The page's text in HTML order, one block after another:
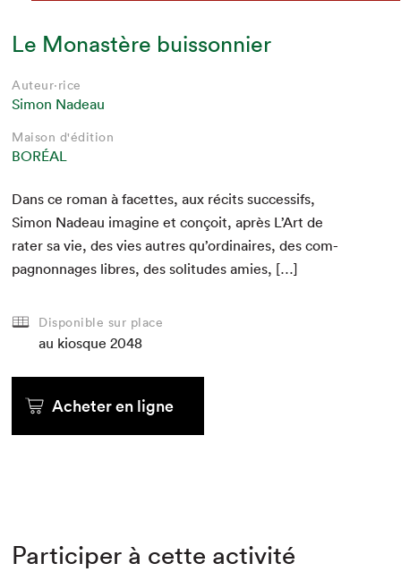
Le Monastère buissonnier
Auteur·rice
Simon Nadeau
Maison d'édition
BORÉAL
Dans ce roman à facettes, aux réc­its suc­ces­sifs,
Simon Nadeau imag­ine et conçoit, après L’Art de
rater sa vie, des vies autres qu’ordinaires, des com­
pagnon­nages libres, des soli­tudes amies, […]
Disponible sur place
au kiosque 2048
Acheter en ligne
Participer à cette activité